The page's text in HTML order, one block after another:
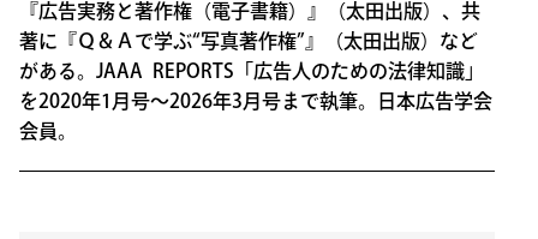
『広告実務と著作権（電子書籍）』（太田出版）、共
著に『Ｑ＆Ａで学ぶ“写真著作権”』（太田出版）など
がある。JAAA REPORTS「広告人のための法律知識」
を2020年1月号～2026年3月号まで執筆。日本広告学会
会員。